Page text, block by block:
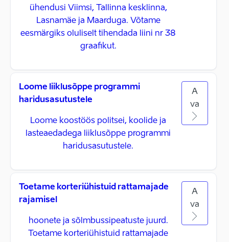
ühendusi Viimsi, Tallinna kesklinna,
Lasnamäe ja Maarduga. Võtame
eesmärgiks oluliselt tihendada liini nr 38
graafikut.
Loome liiklusõppe programmi
haridusasutustele
Loome koostöös politsei, koolide ja
lasteaedadega liiklusõppe programmi
haridusasutustele.
A
va
Toetame korteriühistuid rattamajade
rajamisel
hoonete ja sõlmbussipeatuste juurd.
Toetame korteriühistuid rattamajade
A
va